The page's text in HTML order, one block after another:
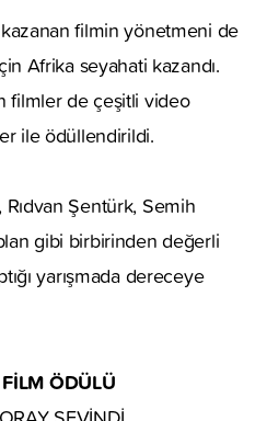
filmin yönetmeni de
Afrika seyahati kazandı.
filmler de çeşitli video
ile ödüllendirildi.
Şentürk, Semih
gibi birbirinden değerli
yarışmada dereceye
ÖDÜLÜ